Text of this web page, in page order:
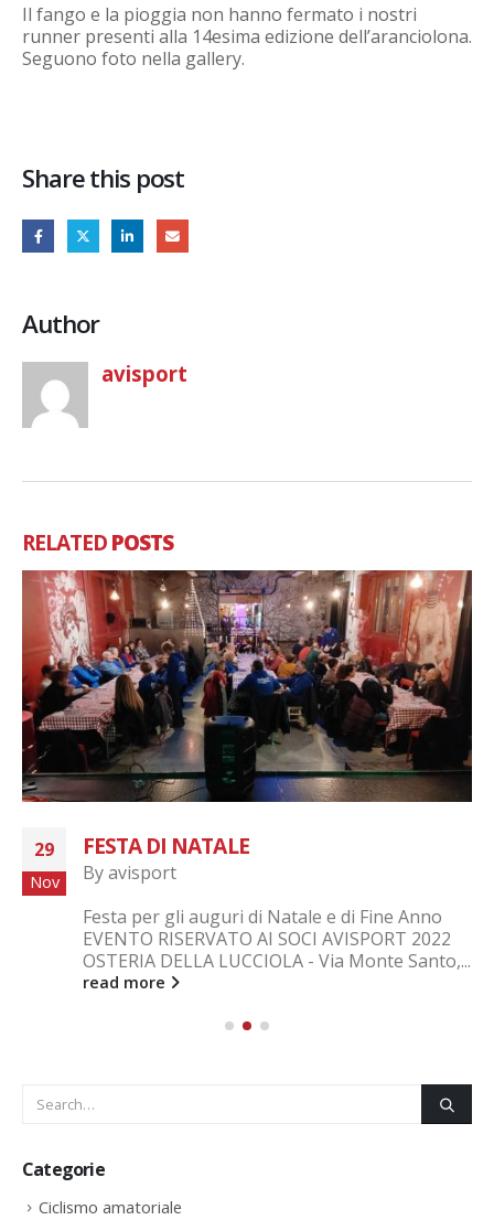
Il fango e la pioggia non hanno fermato i nostri
runner presenti alla 14esima edizione dell’aranciolona.
Seguono foto nella gallery.
Share this post
Author
avisport
RELATEDPOSTS
29
Nov
FESTA DI NATALE
Byavisport
Festa per gli auguri di Natale e di Fine Anno
EVENTO RISERVATO AI SOCI AVISPORT 2022
OSTERIA DELLA LUCCIOLA - Via Monte Santo,...
read more
Categorie
Ciclismo amatoriale